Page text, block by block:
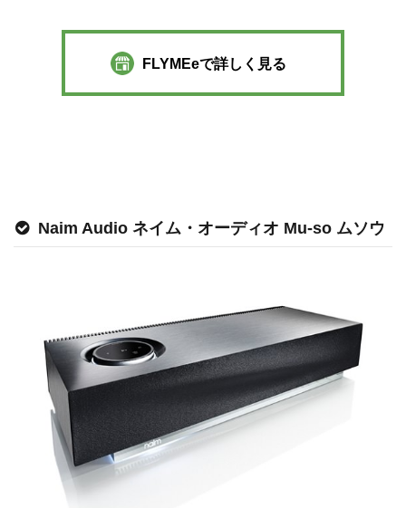
FLYMEeで詳しく見る
Naim Audio ネイム・オーディオ Mu-so ムソウ